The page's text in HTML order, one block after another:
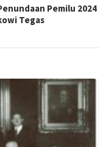
Pemilu 2024
Tegas